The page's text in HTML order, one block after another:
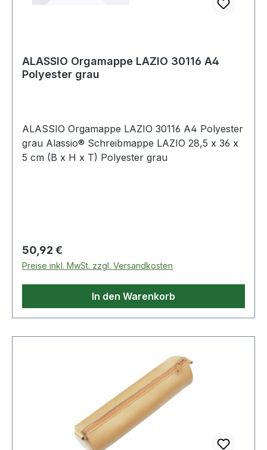
ALASSIO Orgamappe LAZIO 30116 A4
Polyester grau
ALASSIO Orgamappe LAZIO 30116 A4 Polyester
grau Alassio® Schreibmappe LAZIO 28,5 x 36 x
5 cm (B x H x T) Polyester grau
Regulärer Preis:
50,92 €
Preise inkl. MwSt. zzgl. Versandkosten
In den Warenkorb